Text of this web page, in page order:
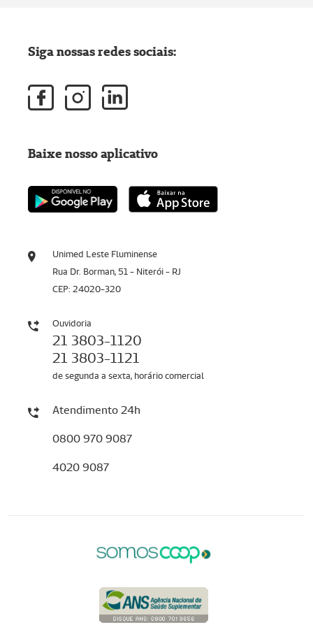
Unimed Leste Fluminense
Rua Dr. Borman, 51 - Niterói - RJ
CEP: 24020-320
Ouvidoria
21 3803-1120
21 3803-1121
de segunda a sexta, horário comercial
Atendimento 24h
0800 970 9087
4020 9087
Siga nossas redes sociais:
Baixe nosso aplicativo